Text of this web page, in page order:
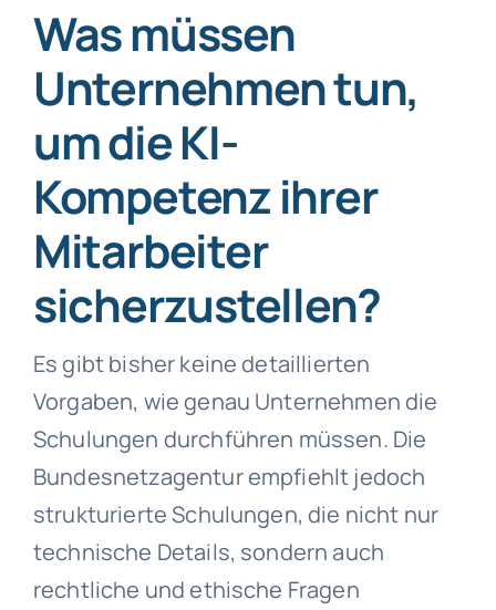
Was müssen
Unternehmen tun,
um die KI-
Kompetenz ihrer
Mitarbeiter
sicherzustellen?
Es gibt bisher keine detaillierten
Vorgaben, wie genau Unternehmen die
Schulungen durchführen müssen. Die
Bundesnetzagentur empfiehlt jedoch
strukturierte Schulungen, die nicht nur
technische Details, sondern auch
rechtliche und ethische Fragen